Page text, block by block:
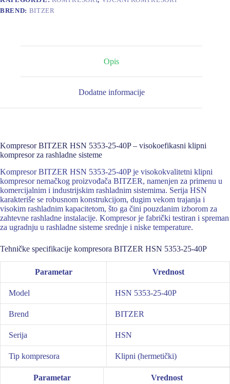
BREND: BITZER
Opis
Dodatne informacije
Kompresor BITZER HSN 5353-25-40P – visokoefikasni klipni
kompresor za rashladne sisteme
Kompresor BITZER HSN 5353-25-40P je visokokvalitetni klipni
kompresor nemačkog proizvođača BITZER, namenjen za primenu u
komercijalnim i industrijskim rashladnim sistemima. Serija HSN
karakteriše se robusnom konstrukcijom, dugim vekom trajanja i
visokim rashladnim kapacitetom, što ga čini pouzdanim izborom za
zahtevne rashladne instalacije. Kompresor je fabrički testiran i spreman
za ugradnju u rashladne sisteme srednje i niske temperature.
Tehničke specifikacije kompresora BITZER HSN 5353-25-40P
Parametar Vrednost
Model HSN 5353-25-40P
Brend BITZER
Serija HSN
Tip kompresora Klipni (hermetički)
Parametar Vrednost